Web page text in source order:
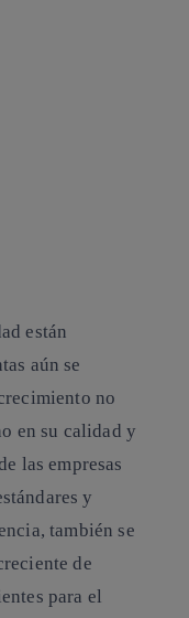
están
aún se
no
en su calidad y
las empresas
y
también se
de
para el